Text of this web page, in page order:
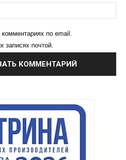
по email.
записях почтой.